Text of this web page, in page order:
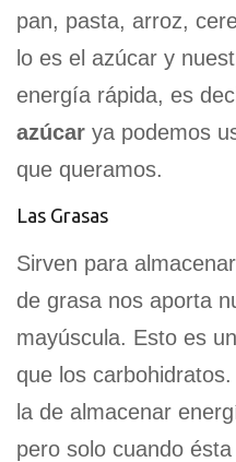
pan, pasta, arroz,
lo es el azúcar y
energía rápida, es
azúcar ya podemos
que queramos.
Las Grasas
Sirven para
de grasa nos aporta
mayúscula. Esto es
que los
la de almacenar
pero solo cuando